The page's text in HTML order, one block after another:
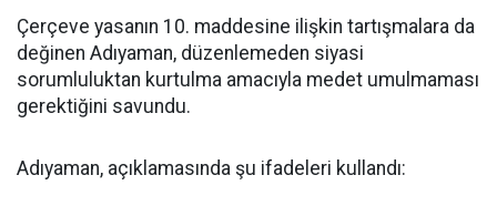
Çerçeve yasanın 10. maddesine ilişkin tartışmalara da
değinen Adıyaman, düzenlemeden siyasi
sorumluluktan kurtulma amacıyla medet umulmaması
gerektiğini savundu.
Adıyaman, açıklamasında şu ifadeleri kullandı: